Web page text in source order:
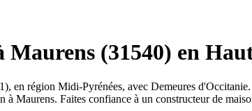
(31540) en
en région Midi-Pyrénées, avec Demeures
à Maurens. Faites confiance à un constructeur de